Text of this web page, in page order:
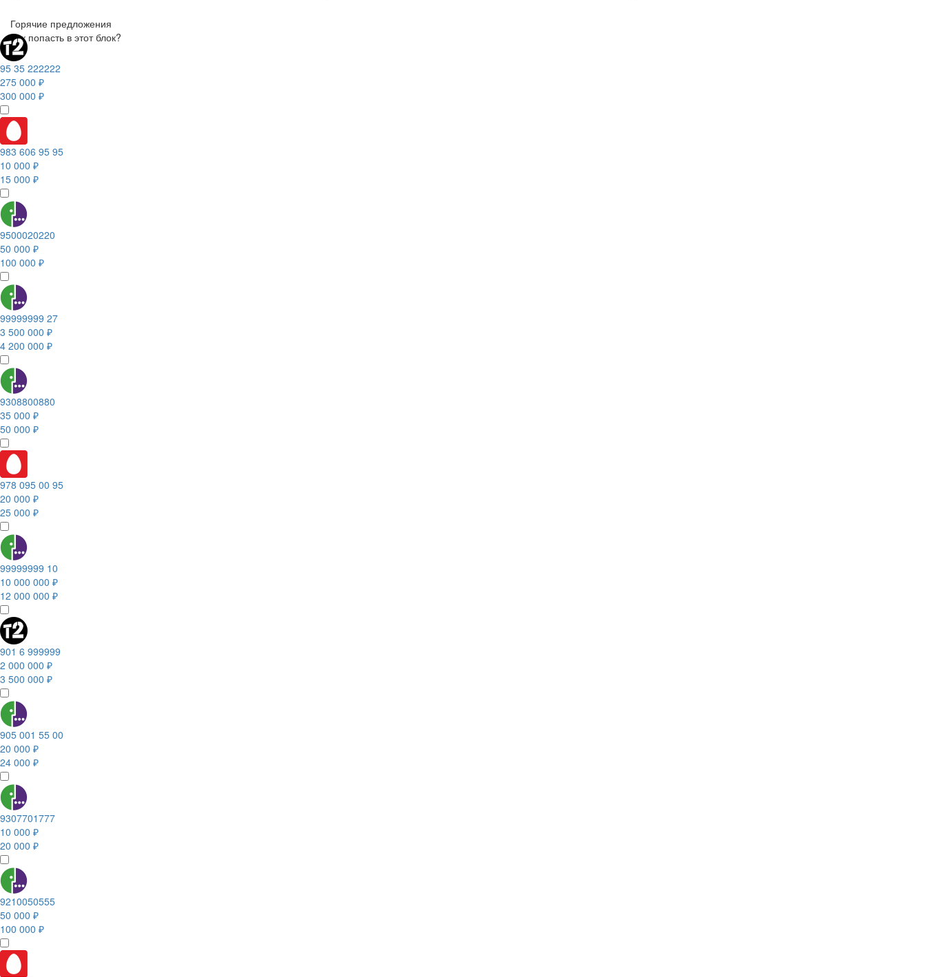
Горячие предложения
Как попасть в этот блок?
95 35 222222
275 000 ₽
300 000 ₽
983 606 95 95
10 000 ₽
15 000 ₽
9500020220
50 000 ₽
100 000 ₽
99999999 27
3 500 000 ₽
4 200 000 ₽
9308800880
35 000 ₽
50 000 ₽
978 095 00 95
20 000 ₽
25 000 ₽
99999999 10
10 000 000 ₽
12 000 000 ₽
901 6 999999
2 000 000 ₽
3 500 000 ₽
905 001 55 00
20 000 ₽
24 000 ₽
9307701777
10 000 ₽
20 000 ₽
9210050555
50 000 ₽
100 000 ₽